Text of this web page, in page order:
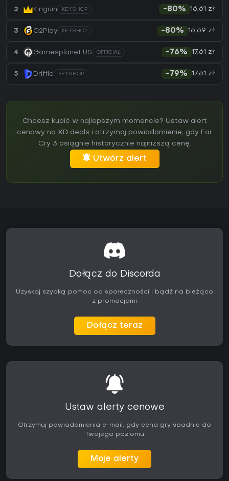
2 Kinguin KEYSHOP -80% 16,61 zł
3 G2Play KEYSHOP -80% 16,69 zł
4 Gamesplanet US OFFICIAL -76% 17,61 zł
5 Driffle KEYSHOP -79% 17,61 zł
Chcesz kupić w najlepszym momencie? Ustaw alert
cenowy na XD.deals i otrzymaj powiadomienie, gdy Far
Cry 3 osiągnie historycznie najniższą cenę.
Utwórz alert
Dołącz do Discorda
Uzyskaj szybką pomoc od społeczności i bądź na bieżąco
z promocjami
Dołącz teraz
Ustaw alerty cenowe
Otrzymuj powiadomienia e-mail, gdy cena gry spadnie do
Twojego poziomu
Moje alerty